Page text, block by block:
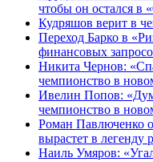
чтобы он остался в
Кудряшов верит в
Переход Барко в
финансовых
Никита Чернов:
чемпионство в
Ивелин Попов:
чемпионство в
Роман Павлюченко
вырастет в легенду
Наиль Умяров: